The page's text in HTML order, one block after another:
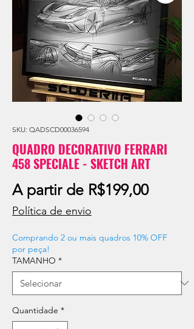
SKU: QADSCD00036594
QUADRO DECORATIVO FERRARI
458 SPECIALE - SKETCH ART
A partir de R$199,00Preço
Política de envio
Comprando 2 ou mais quadros 10% OFF
por peça!
TAMANHO *
Quantidade *